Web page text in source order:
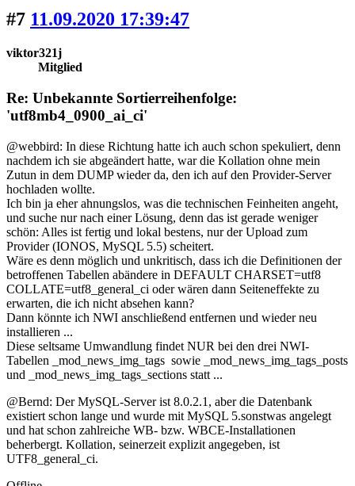
#7 11.09.2020 17:39:47
viktor321j
Mitglied
Re: Unbekannte Sortierreihenfolge:
'utf8mb4_0900_ai_ci'
@webbird: In diese Richtung hatte ich auch schon spekuliert, denn
nachdem ich sie abgeändert hatte, war die Kollation ohne mein
Zutun in dem DUMP wieder da, den ich auf den Provider-Server
hochladen wollte.
Ich bin ja eher ahnungslos, was die technischen Feinheiten angeht,
und suche nur nach einer Lösung, denn das ist gerade weniger
schön: Alles ist fertig und lokal bestens, nur der Upload zum
Provider (IONOS, MySQL 5.5) scheitert.
Wäre es denn möglich und unkritisch, dass ich die Definitionen der
betroffenen Tabellen abändere in DEFAULT CHARSET=utf8
COLLATE=utf8_general_ci oder wären dann Seiteneffekte zu
erwarten, die ich nicht absehen kann?
Dann könnte ich NWI anschließend entfernen und wieder neu
installieren ...
Diese seltsame Umwandlung findet NUR bei den drei NWI-
Tabellen _mod_news_img_tags sowie _mod_news_img_tags_posts
und _mod_news_img_tags_sections statt ...
@Bernd: Der MySQL-Server ist 8.0.2.1, aber die Datenbank
existiert schon lange und wurde mit MySQL 5.sonstwas angelegt
und hat schon zahlreiche WB- bzw. WBCE-Installationen
beherbergt. Kollation, seinerzeit explizit angegeben, ist
UTF8_general_ci.